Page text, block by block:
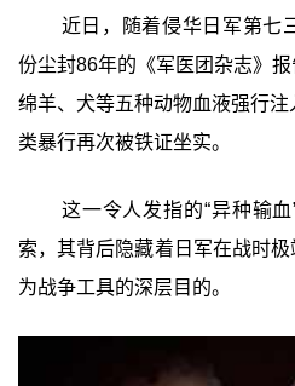
近日，随着侵华日军第七
份尘封86年的《军医团杂志》报
绵羊、犬等五种动物血液强行
类暴行再次被铁证坐实。
这一令人发指的“异种输
索，其背后隐藏着日军在战时
为战争工具的深层目的。